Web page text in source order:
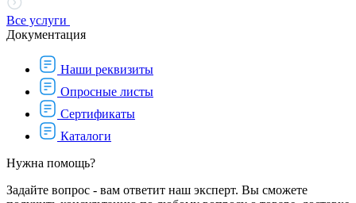
Все услуги
Документация
Наши реквизиты
Опросные листы
Сертификаты
Каталоги
Нужна помощь?
Задайте вопрос - вам ответит наш эксперт. Вы сможете